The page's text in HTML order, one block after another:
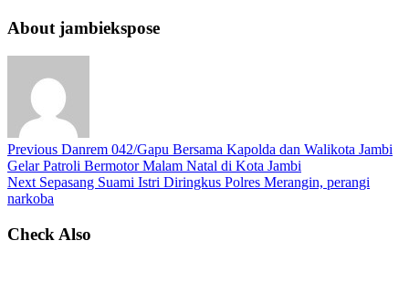
About jambiekspose
Previous Danrem 042/Gapu Bersama Kapolda dan Walikota Jambi
Gelar Patroli Bermotor Malam Natal di Kota Jambi
Next Sepasang Suami Istri Diringkus Polres Merangin, perangi
narkoba
Check Also